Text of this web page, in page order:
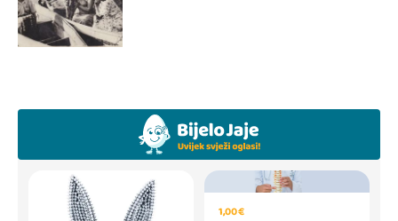
1,00 €